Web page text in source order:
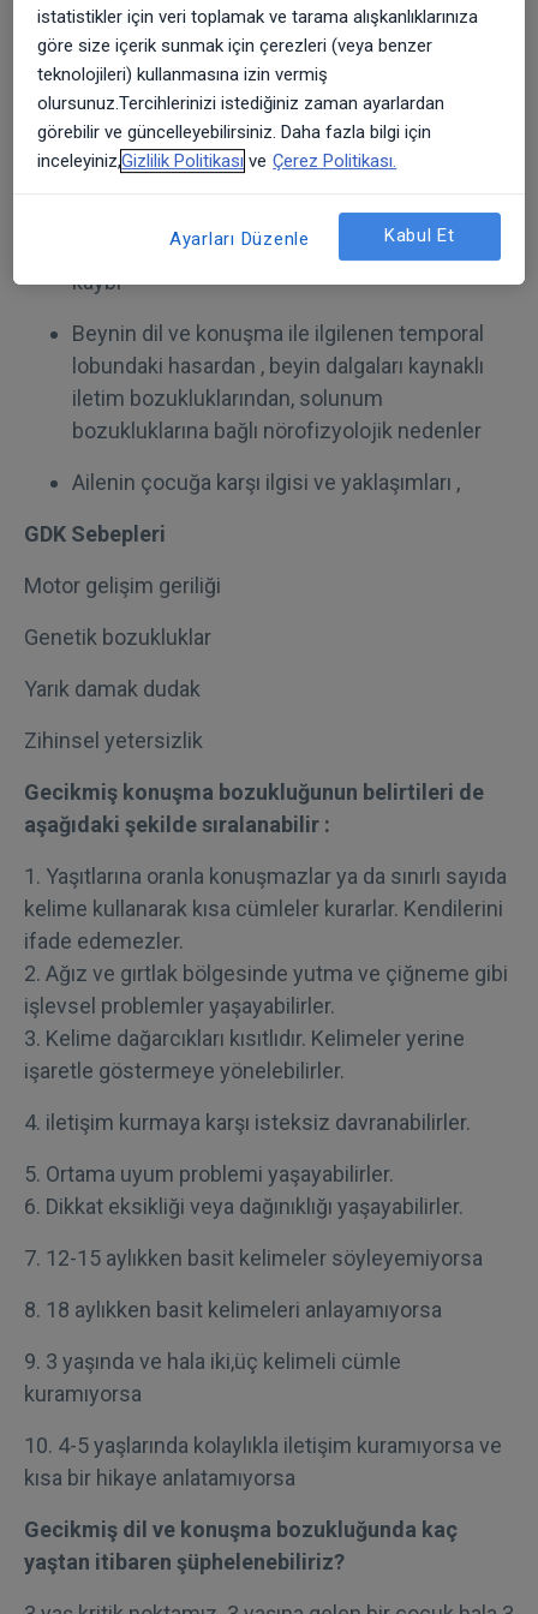
aşağıdakilerden bir ya da birkaçı aynı anda
bulunabilir:
Çocuğun anne babasından aktarılan genetik
(Ailede bir geç konuşma öyküsü veya dil
konuşma bozukluğu varsa )
Konuşma üretiminde kullanılan artikülatör
organlarında hasar, görme kaybı veya işitme
kaybı
Beynin dil ve konuşma ile ilgilenen temporal
lobundaki hasardan , beyin dalgaları kaynaklı
iletim bozukluklarından, solunum
bozukluklarına bağlı nörofizyolojik nedenler
Ailenin çocuğa karşı ilgisi ve yaklaşımları ,
GDK Sebepleri
Motor gelişim geriliği
Genetik bozukluklar
Yarık damak dudak
Zihinsel yetersizlik
Gecikmiş konuşma bozukluğunun belirtileri de
aşağıdaki şekilde sıralanabilir :
1. Yaşıtlarına oranla konuşmazlar ya da sınırlı sayıda
kelime kullanarak kısa cümleler kurarlar. Kendilerini
ifade edemezler.
2. Ağız ve gırtlak bölgesinde yutma ve çiğneme gibi
işlevsel problemler yaşayabilirler.
3. Kelime dağarcıkları kısıtlıdır. Kelimeler yerine
işaretle göstermeye yönelebilirler.
4. iletişim kurmaya karşı isteksiz davranabilirler.
5. Ortama uyum problemi yaşayabilirler.
6. Dikkat eksikliği veya dağınıklığı yaşayabilirler.
7. 12-15 aylıkken basit kelimeler söyleyemiyorsa
8. 18 aylıkken basit kelimeleri anlayamıyorsa
9. 3 yaşında ve hala iki,üç kelimeli cümle
kuramıyorsa
10. 4-5 yaşlarında kolaylıkla iletişim kuramıyorsa ve
kısa bir hikaye anlatamıyorsa
Gecikmiş dil ve konuşma bozukluğunda kaç
yaştan itibaren şüphelenebiliriz?
istatistikler için veri toplamak ve tarama alışkanlıklarınıza
göre size içerik sunmak için çerezleri (veya benzer
teknolojileri) kullanmasına izin vermiş
olursunuz.Tercihlerinizi istediğiniz zaman ayarlardan
görebilir ve güncelleyebilirsiniz. Daha fazla bilgi için
inceleyiniz,Gizlilik Politikası ve Çerez Politikası.
Ayarları Düzenle Kabul Et